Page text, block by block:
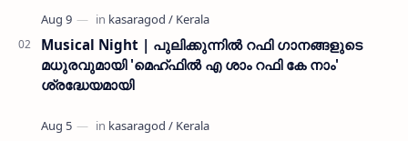
നൽകി കാസ…
Musical Night | പുലിക്കുന്നിൽ റഫി ഗാനങ്ങളുടെ
മധുരവുമായി 'മെഹ്ഫിൽ എ ശാം റഫി കേ നാം'
ശ്രദ്ധേയമായി